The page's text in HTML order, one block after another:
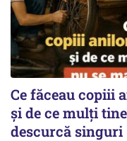
Ce făceau copiii
și de ce mulți
descurcă singuri